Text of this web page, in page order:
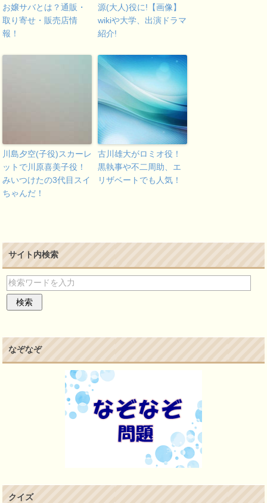
お嬢サバとは？通販・
取り寄せ・販売店情
報！
源(大人)役に!【画像】
wikiや大学、出演ドラマ
紹介!
川島夕空(子役)スカーレ
ットで川原喜美子役！
みいつけたの3代目スイ
ちゃんだ！
古川雄大がロミオ役！
黒執事や不二周助、エ
リザベートでも人気！
サイト内検索
なぞなぞ
クイズ